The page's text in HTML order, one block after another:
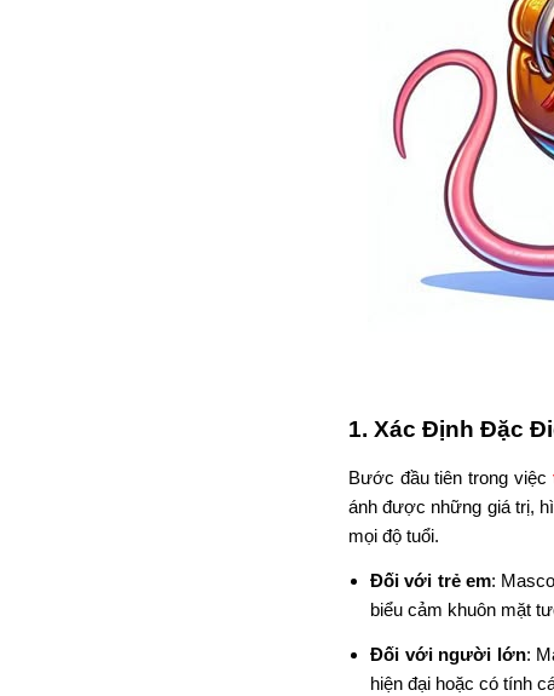
1. Xác Định Đặc
Bước đầu tiên trong việc
ánh được những giá trị,
mọi độ tuổi.
Đối với trẻ em:
biểu cảm khuôn mặt
Đối với người lớn:
hiện đại hoặc có tính